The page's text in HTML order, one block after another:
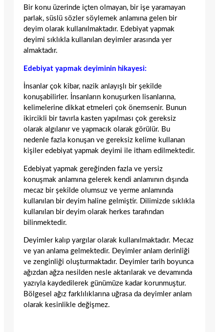
Bir konu üzerinde içten olmayan, bir işe yaramayan
parlak, süslü sözler söylemek anlamına gelen bir
deyim olarak kullanılmaktadır. Edebiyat yapmak
deyimi sıklıkla kullanılan deyimler arasında yer
almaktadır.
Edebiyat yapmak deyiminin hikayesi:
İnsanlar çok kibar, nazik anlayışlı bir şekilde
konuşabilirler. İnsanların konuşurken lisanlarına,
kelimelerine dikkat etmeleri çok önemsenir. Bunun
ikircikli bir tavırla kasten yapılması çok gereksiz
olarak algılanır ve yapmacık olarak görülür. Bu
nedenle fazla konuşan ve gereksiz kelime kullanan
kişiler edebiyat yapmak deyimi ile itham edilmektedir.
Edebiyat yapmak gereğinden fazla ve yersiz
konuşmak anlamına gelerek kendi anlamının dışında
mecaz bir şekilde olumsuz ve yerme anlamında
kullanılan bir deyim haline gelmiştir. Dilimizde sıklıkla
kullanılan bir deyim olarak herkes tarafından
bilinmektedir.
Deyimler kalıp yargılar olarak kullanılmaktadır. Mecaz
ve yan anlama gelmektedir. Deyimler anlam derinliği
ve zenginliği oluşturmaktadır. Deyimler tarih boyunca
ağızdan ağza nesilden nesle aktarılarak ve devamında
yazıyla kaydedilerek günümüze kadar korunmuştur.
Bölgesel ağız farklılıklarına uğrasa da deyimler anlam
olarak kesinlikle değişmez.